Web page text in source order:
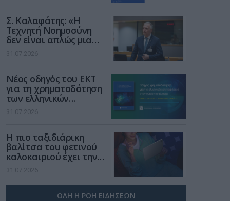
Σ. Καλαφάτης: «Η
Τεχνητή Νοημοσύνη
δεν είναι απλώς μια
νέα τεχνολογία, είναι
μια νέα βιομηχανική
31.07.2026
Νέος οδηγός του ΕΚΤ
για τη χρηματοδότηση
των ελληνικών
επιχειρήσεων στον
χώρο της άμυνας
31.07.2026
Η πιο ταξιδιάρικη
βαλίτσα του φετινού
καλοκαιριού έχει την
υπογραφή της Xiaomi
31.07.2026
ΟΛΗ Η ΡΟΗ ΕΙΔΗΣΕΩΝ